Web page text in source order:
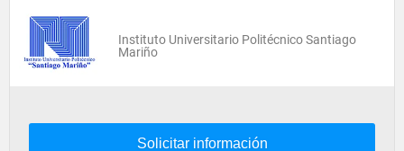
Instituto Universitario Politécnico Santiago
Mariño
Solicitar información